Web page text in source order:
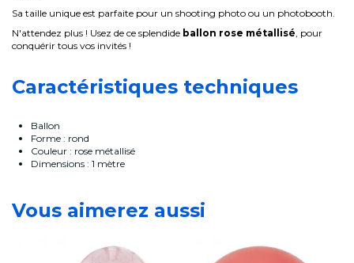
Sa taille unique est parfaite pour un shooting photo ou un photobooth.
N'attendez plus ! Usez de ce splendide ballon rose métallisé, pour
conquérir tous vos invités !
Caractéristiques techniques
Ballon
Forme : rond
Couleur : rose métallisé
Dimensions : 1 mètre
Vous aimerez aussi